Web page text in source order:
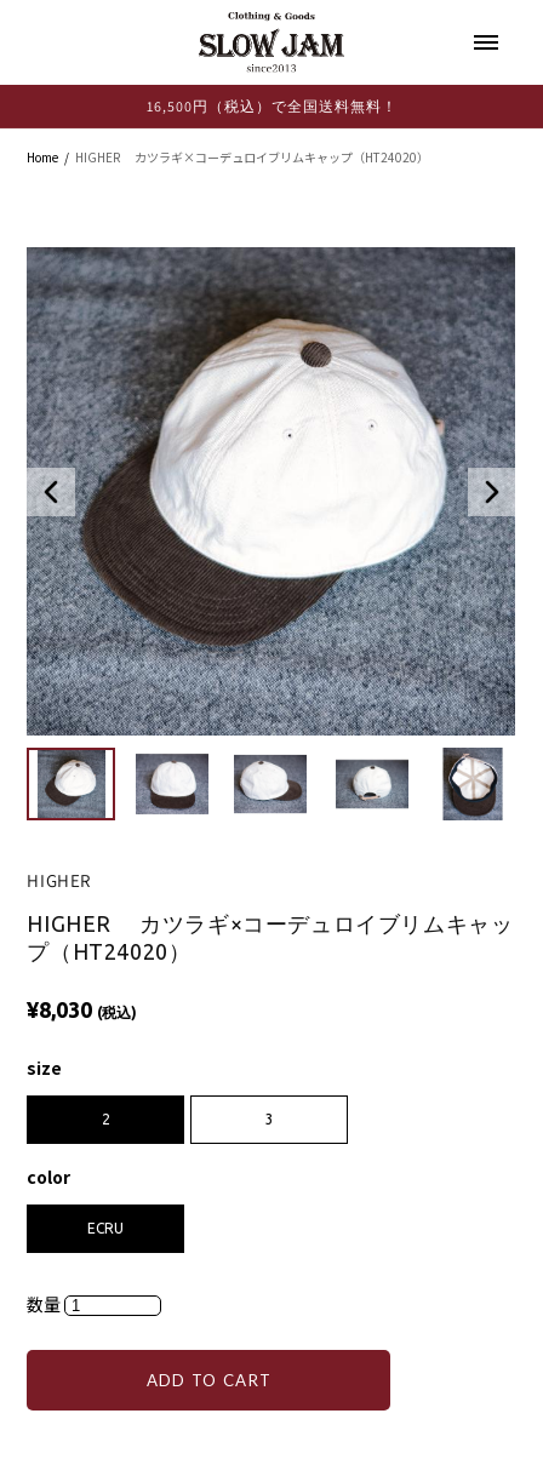
16,500円（税込）で全国送料無料！
Home HIGHER カツラギ×コーデュロイブリムキャップ（HT24020）
HIGHER
HIGHER カツラギ×コーデュロイブリムキャッ
プ（HT24020）
¥8,030 (税込)
size
2 3
color
ECRU
数量
ADD TO CART